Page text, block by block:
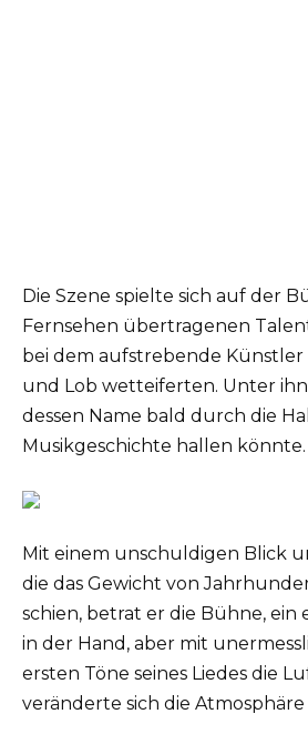
Die Szene spielte sich auf der
Fernsehen übertragenen
bei dem aufstrebende
und Lob wetteiferten. Unter
dessen Name bald durch die
Musikgeschichte hallen könnte.
Mit einem unschuldigen Blick
die das Gewicht von
schien, betrat er die Bühne, ein
in der Hand, aber mit
ersten Töne seines Liedes die
veränderte sich die